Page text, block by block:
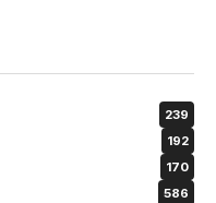
239
192
170
586